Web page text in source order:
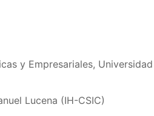
y Empresariales,
Lucena (IH-CSIC)